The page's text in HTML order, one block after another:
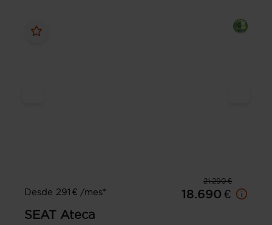
21.290 €
Desde 291 € /mes*
18.690 €
SEAT Ateca